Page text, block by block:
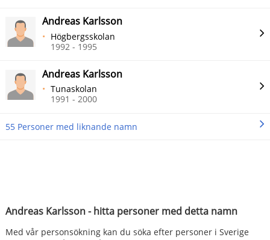
Andreas Karlsson - hitta personer med detta namn
Med vår personsökning kan du söka efter personer i Sverige
Andreas Karlsson
Högbergsskolan
1992 - 1995
Andreas Karlsson
Tunaskolan
1991 - 2000
55 Personer med liknande namn